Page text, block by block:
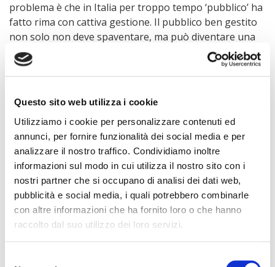
Questo sito web utilizza i cookie
Utilizziamo i cookie per personalizzare contenuti ed
annunci, per fornire funzionalità dei social media e per
analizzare il nostro traffico. Condividiamo inoltre
informazioni sul modo in cui utilizza il nostro sito con i
nostri partner che si occupano di analisi dei dati web,
pubblicità e social media, i quali potrebbero combinarle
con altre informazioni che ha fornito loro o che hanno
raccolto dal suo utilizzo dei loro servizi.
problema è che in Italia per troppo tempo ‘pubblico’ ha
fatto rima con cattiva gestione. Il pubblico ben gestito
non solo non deve spaventare, ma può diventare una
valore aggiunto per l’economia. Ed infatti anche nella
superliberali società anglosassoni spesso l’intervento
statale non provoca reazioni scandalizzate, anzi: si
pensi alla recente nazionalizzazione delle ferrovie
Northern Rail in Gran Bretagna che non ha di certo
provocato una levata di scudi. O alla massiccia
nazionalizzazione delle banche americane post crisi
Lehman Brothers. Del resto lasciare fare totalmente al
mercato, quando si parla di infrastrutture pubbliche,
può essere un problema: si pensi a quanto siano
degradati gli aeroporti e le strade negli Usa. Non a caso
il presidente Biden ha varato un maxi piano di
investimenti che ricorda molto il New Deal di